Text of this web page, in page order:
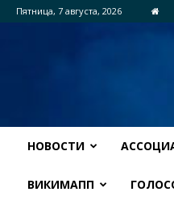
Пятница, 7 августа, 2026
НОВОСТИ
ВИКИМАПП